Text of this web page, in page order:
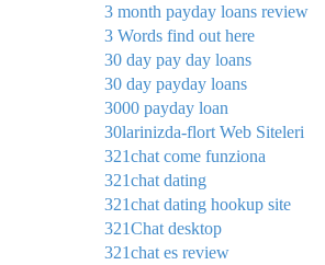
3 month payday loans review
3 Words find out here
30 day pay day loans
30 day payday loans
3000 payday loan
30larinizda-flort Web Siteleri
321chat come funziona
321chat dating
321chat dating hookup site
321Chat desktop
321chat es review